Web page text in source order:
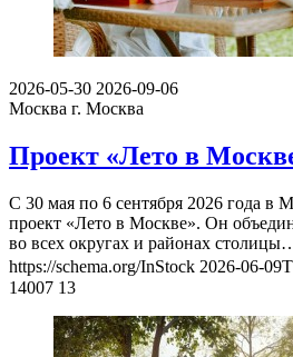
2026-05-30 2026-09-06
Москва г. Москва
Проект «Лето в
С 30 мая по 6 сентября 2026 года в
проект «Лето в Москве». Он
во всех округах и районах
https://schema.org/InStock 2026-06-
14007 13